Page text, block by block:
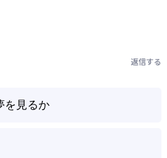
返信する